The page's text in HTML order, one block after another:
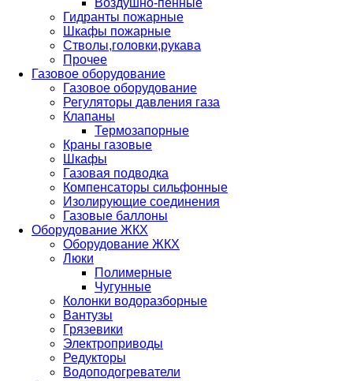
Воздушно-пенные
Гидранты пожарные
Шкафы пожарные
Стволы,головки,рукава
Прочее
Газовое оборудование
Газовое оборудование
Регуляторы давления газа
Клапаны
Термозапорные
Краны газовые
Шкафы
Газовая подводка
Компенсаторы сильфонные
Изолирующие соединения
Газовые баллоны
Оборудование ЖКХ
Оборудование ЖКХ
Люки
Полимерные
Чугунные
Колонки водоразборные
Вантузы
Грязевики
Электроприводы
Редукторы
Водоподогреватели